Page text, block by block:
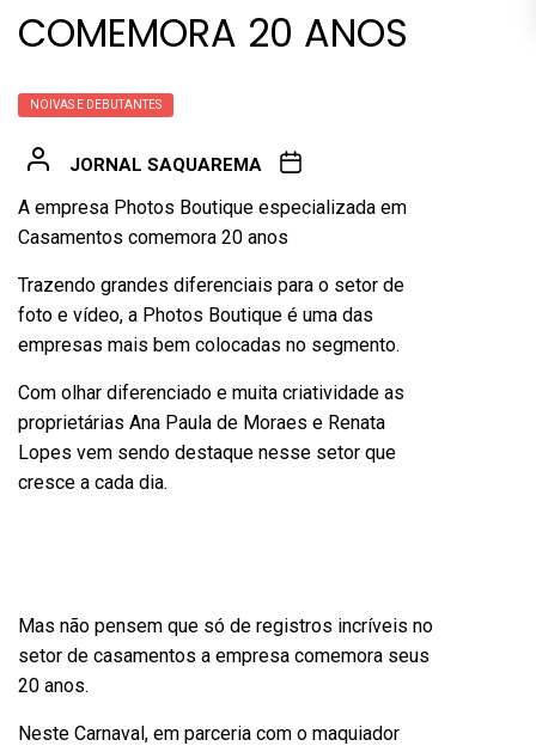
COMEMORA 20 ANOS
NOIVAS E DEBUTANTES
JORNAL SAQUAREMA
A empresa Photos Boutique especializada em
Casamentos comemora 20 anos
Trazendo grandes diferenciais para o setor de
foto e vídeo, a Photos Boutique é uma das
empresas mais bem colocadas no segmento.
Com olhar diferenciado e muita criatividade as
proprietárias Ana Paula de Moraes e Renata
Lopes vem sendo destaque nesse setor que
cresce a cada dia.
Mas não pensem que só de registros incríveis no
setor de casamentos a empresa comemora seus
20 anos.
Neste Carnaval, em parceria com o maquiador